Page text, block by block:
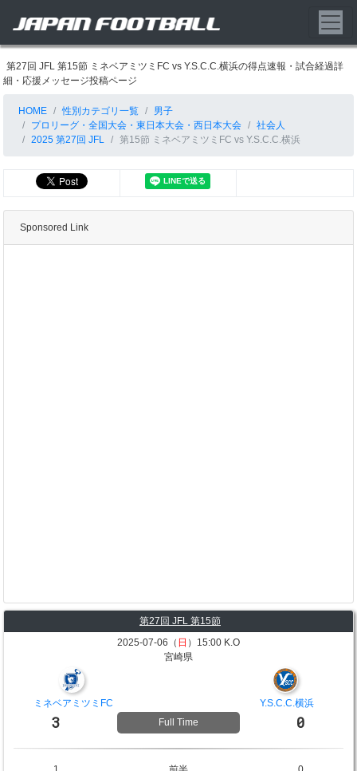
第27回 JFL 第15節 ミネベアミツミFC vs Y.S.C.C.横浜の得点速報・試合経過詳
細・応援メッセージ投稿ページ
HOME 性別カテゴリ一覧
男子
プロリーグ・全国大会・東日本大会・西日本大会
社会人
2025 第27回 JFL
第15節 ミネベアミツミFC vs Y.S.C.C.横浜
Sponsored Link
第27回 JFL 第15節
2025-07-06（ 日 ）15:00 K.O
宮崎県
ミネベアミツミFC Y.S.C.C.横浜
3 Full Time 0